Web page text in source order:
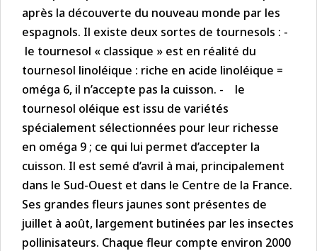
après la découverte du nouveau monde par les
espagnols. Il existe deux sortes de tournesols : -
le tournesol « classique » est en réalité du
tournesol linoléique : riche en acide linoléique =
oméga 6, il n’accepte pas la cuisson. - le
tournesol oléique est issu de variétés
spécialement sélectionnées pour leur richesse
en oméga 9 ; ce qui lui permet d’accepter la
cuisson. Il est semé d’avril à mai, principalement
dans le Sud-Ouest et dans le Centre de la France.
Ses grandes fleurs jaunes sont présentes de
juillet à août, largement butinées par les insectes
pollinisateurs. Chaque fleur compte environ 2000